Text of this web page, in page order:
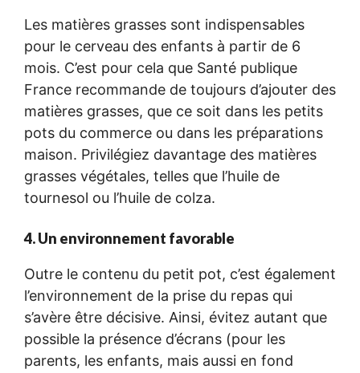
Les matières grasses sont indispensables
pour le cerveau des enfants à partir de 6
mois. C’est pour cela que Santé publique
France recommande de toujours d’ajouter des
matières grasses, que ce soit dans les petits
pots du commerce ou dans les préparations
maison. Privilégiez davantage des matières
grasses végétales, telles que l’huile de
tournesol ou l’huile de colza.
4. Un environnement favorable
Outre le contenu du petit pot, c’est également
l’environnement de la prise du repas qui
s’avère être décisive. Ainsi, évitez autant que
possible la présence d’écrans (pour les
parents, les enfants, mais aussi en fond